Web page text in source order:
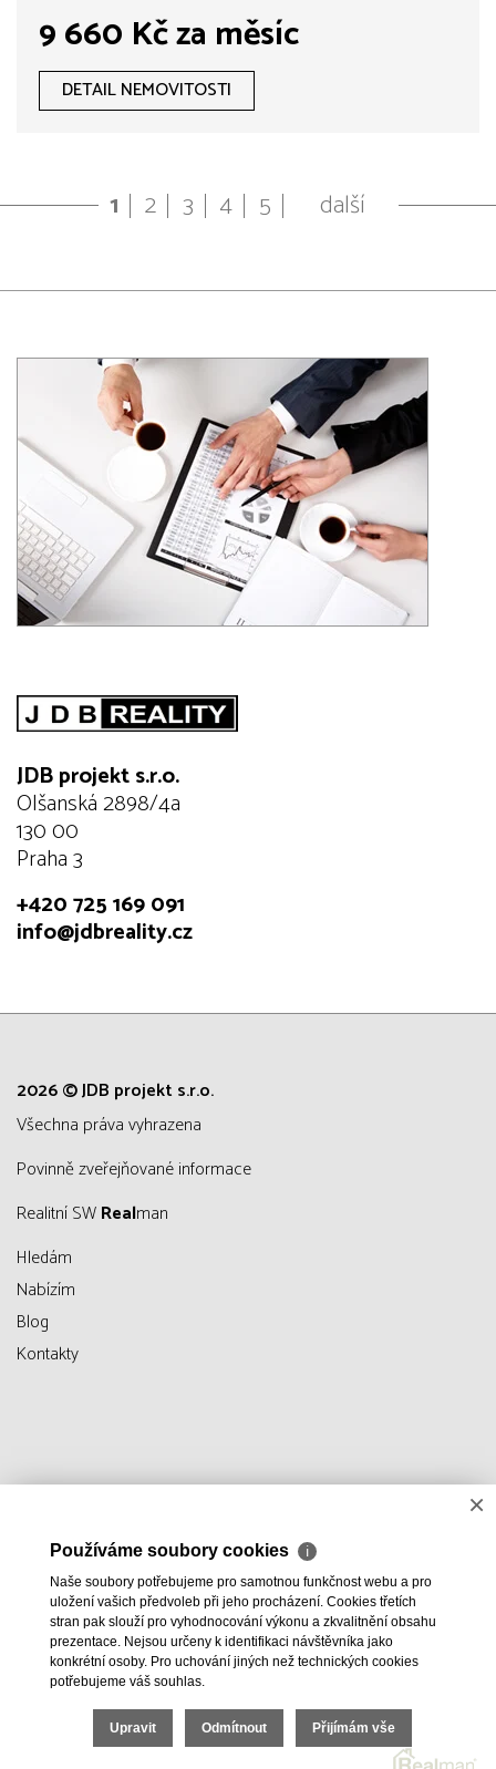
9 660 Kč za měsíc
DETAIL NEMOVITOSTI
1 2 3 4 5 další
JDB projekt s.r.o.
Olšanská 2898/4a
130 00
Praha 3
+420 725 169 091
info@jdbreality.cz
2026 © JDB projekt s.r.o.
všechna práva vyhrazena
Povinně zveřejňované informace
Realitní SWRealman
Hledám
Nabízím
Blog
Kontakty
×
Používáme soubory cookies ℹ
Naše soubory potřebujeme pro samotnou funkčnost webu a pro
uložení vašich předvoleb při jeho procházení. Cookies třetích
stran pak slouží pro vyhodnocování výkonu a zkvalitnění obsahu
prezentace. Nejsou určeny k identifikaci návštěvníka jako
konkrétní osoby. Pro uchování jiných než technických cookies
potřebujeme váš souhlas.
Upravit Odmítnout Přijímám vše